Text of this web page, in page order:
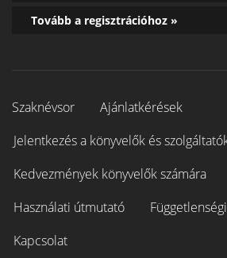
Tovább a regisztrációhoz »
Szaknévsor
Ajánlatkérések
Jelentkezés a könyvelők és
Kedvezmények könyvelők számára
Használati útmutató
Kapcsolat